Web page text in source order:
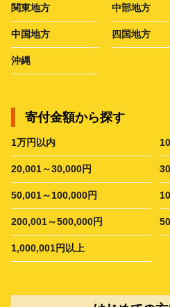
関東地方 中部地方
中国地方 四国地方
沖縄
寄付金額から探す
1万円以内
20,001～30,000円
50,001～100,000円
200,001～500,000円
1,000,001円以上